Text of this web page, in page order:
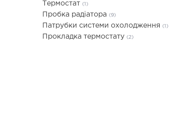
Термостат (1)
Пробка радіатора (9)
Патрубки системи охолодження (1)
Прокладка термостату (2)